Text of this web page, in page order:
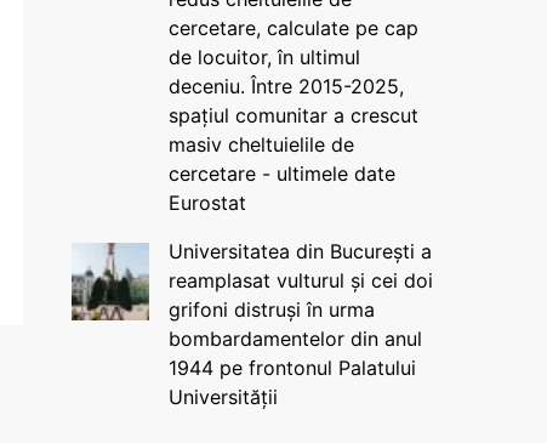
cercetare, calculate pe cap
de locuitor, în ultimul
deceniu. Între 2015-2025,
spațiul comunitar a crescut
masiv cheltuielile de
cercetare - ultimele date
Eurostat
Universitatea din București a
reamplasat vulturul și cei doi
grifoni distruși în urma
bombardamentelor din anul
1944 pe frontonul Palatului
Universității